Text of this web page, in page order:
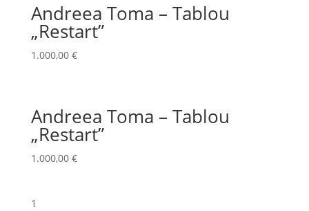
Andreea Toma – Tablou
„Restart”
1.000,00 €
Andreea Toma – Tablou
„Restart”
1.000,00 €
1